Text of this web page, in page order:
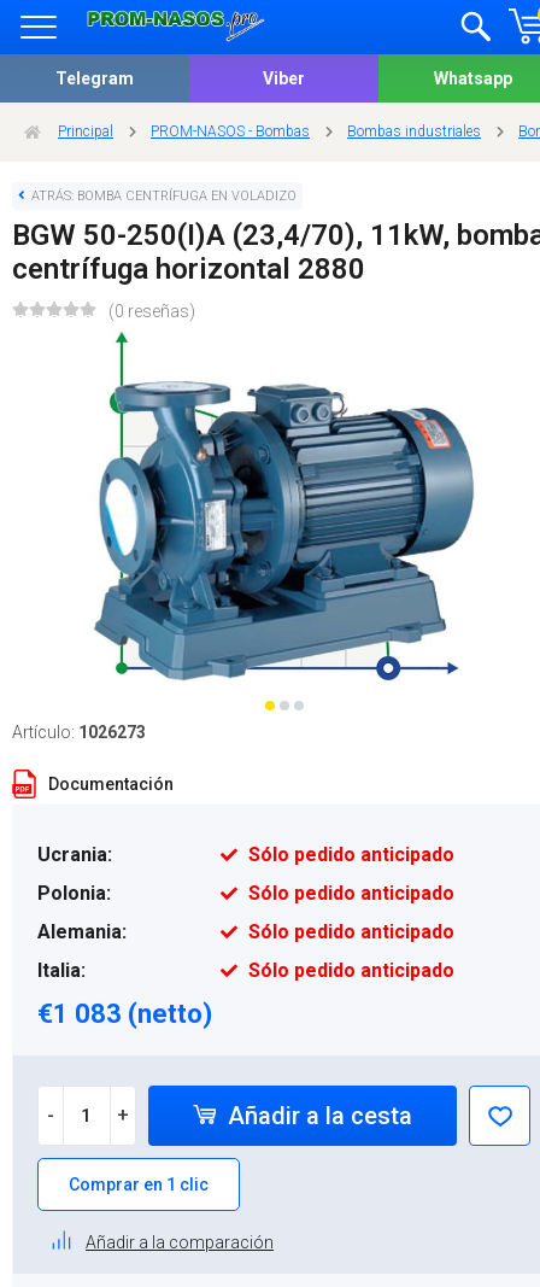
Telegram Viber Whatsapp
Principal PROM-NASOS - Bombas Bombas industriales
ATRÁS: BOMBA CENTRÍFUGA EN VOLADIZO
BGW 50-250(I)A (23,4/70), 11kW,
centrífuga horizontal 2880
(0 reseñas)
Artículo: 1026273
Documentación
Ucrania:
Sólo pedido anticipado
Polonia:
Sólo pedido anticipado
Alemania:
Sólo pedido anticipado
Italia:
Sólo pedido anticipado
€1 083 (netto)
- + Añadir a la cesta
Comprar en 1 clic
Añadir a la comparación